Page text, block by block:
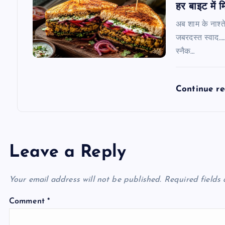
हर बाइट में
अब शाम के
जबरदस्त
स्नैक…
Continue
Leave a Reply
Your email address will not be published. Required fields
Comment*